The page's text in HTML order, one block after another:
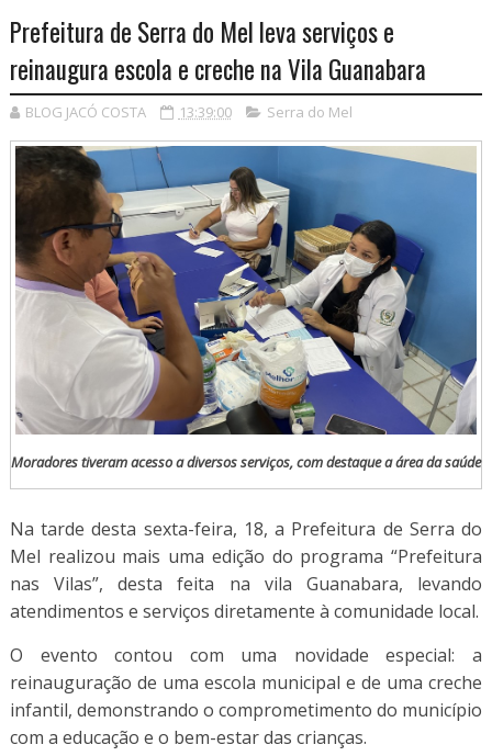
Prefeitura de Serra do Mel leva serviços e
reinaugura escola e creche na Vila Guanabara
BLOG JACÓ COSTA 13:39:00 Serra do Mel
Moradores tiveram acesso a diversos serviços, com destaque a área da saúde
Na tarde desta sexta-feira, 18, a Prefeitura de Serra do
Mel realizou mais uma edição do programa “Prefeitura
nas Vilas”, desta feita na vila Guanabara, levando
atendimentos e serviços diretamente à comunidade local.
O evento contou com uma novidade especial: a
reinauguração de uma escola municipal e de uma creche
infantil, demonstrando o comprometimento do município
com a educação e o bem-estar das crianças.